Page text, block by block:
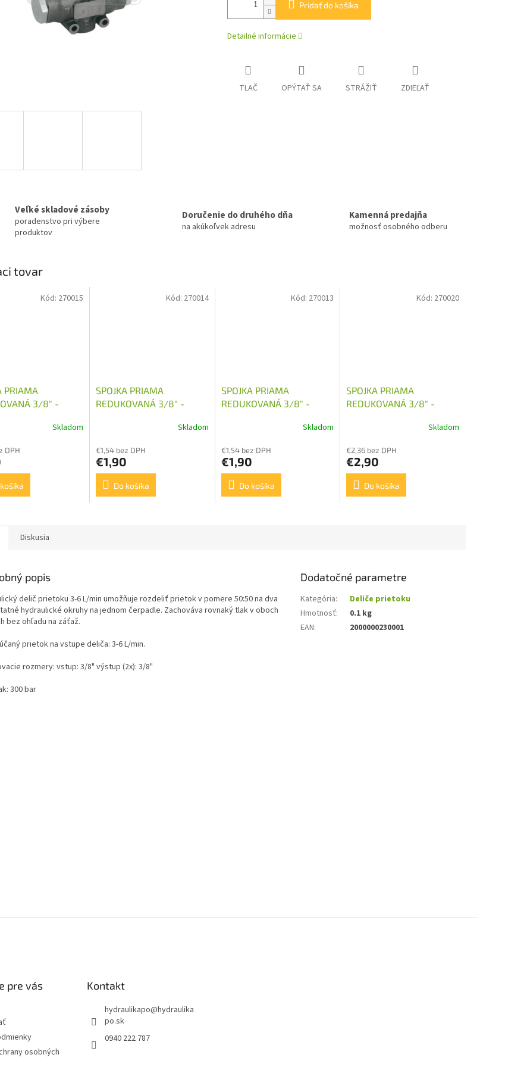
Pridať do košíka
Detailné informácie
TLAČ OPÝTAŤ SA STRÁŽIŤ ZDIEĽAŤ
Veľké skladové zásoby
poradenstvo pri výbere
produktov
Doručenie do druhého dňa
na akúkoľvek adresu
Kamenná predajňa
možnosť osobného odberu
tovar
PRIAMA
3/8" -
Skladom
DPH
Kód: 270015
SPOJKA PRIAMA
REDUKOVANÁ 3/8" -
Skladom
€1,54 bez DPH
€1,90
Do košíka
Kód: 270014
SPOJKA PRIAMA
REDUKOVANÁ 3/8" -
Skladom
€1,54 bez DPH
€1,90
Do košíka
Kód: 270013
SPOJKA PRIAMA
REDUKOVANÁ 3/8" -
Skladom
€2,36 bez DPH
€2,90
Do košíka
Kód: 270020
Diskusia
popis
delič prietoku 3-6 L/min umožňuje rozdeliť prietok v pomere 50:50 na dva
hydraulické okruhy na jednom čerpadle. Zachováva rovnaký tlak v oboch
bez ohľadu na záťaž.
prietok na vstupe deliča: 3-6 L/min.
rozmery: vstup: 3/8" výstup (2x): 3/8"
300 bar
Dodatočné parametre
Kategória:
Deliče prietoku
Hmotnosť:
0.1 kg
EAN: 2000000230001
pre vás
osobných
Kontakt
hydraulikapo@hydraulika
po.sk
0940 222 787